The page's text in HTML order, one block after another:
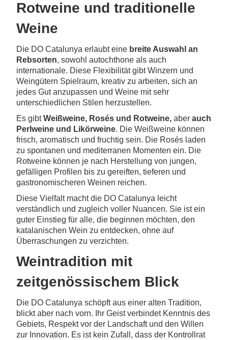
Rotweine und traditionelle
Weine
Die DO Catalunya erlaubt eine breite Auswahl an
Rebsorten, sowohl autochthone als auch
internationale. Diese Flexibilität gibt Winzern und
Weingütern Spielraum, kreativ zu arbeiten, sich an
jedes Gut anzupassen und Weine mit sehr
unterschiedlichen Stilen herzustellen.
Es gibtWeißweine, Rosés und Rotweine, aber auch
Perlweine und Likörweine. Die Weißweine können
frisch, aromatisch und fruchtig sein. Die Rosés laden
zu spontanen und mediterranen Momenten ein. Die
Rotweine können je nach Herstellung von jungen,
gefälligen Profilen bis zu gereiften, tieferen und
gastronomischeren Weinen reichen.
Diese Vielfalt macht die DO Catalunya leicht
verständlich und zugleich voller Nuancen. Sie ist ein
guter Einstieg für alle, die beginnen möchten, den
katalanischen Wein zu entdecken, ohne auf
Überraschungen zu verzichten.
Weintradition mit
zeitgenössischem Blick
Die DO Catalunya schöpft aus einer alten Tradition,
blickt aber nach vorn. Ihr Geist verbindet Kenntnis des
Gebiets, Respekt vor der Landschaft und den Willen
zur Innovation. Es ist kein Zufall, dass der Kontrollrat